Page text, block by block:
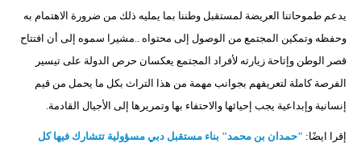
يدعم طموحاتنا العريضة لمستقبل وطننا بما يمليه ذلك من ضرورة الاهتمام به
وحفظه وتمكين المجتمع من الوصول إلى محتواه ..مشيرا سموه إلى أن افتتاح
قصر الوطن وإتاحة زيارته لأفراد المجتمع يعكسان حرص الدولة على تيسير
الفرصة كاملة لتعريفهم بجوانب مهمة من هذا التراث بكل ما يحمل من قيم
إنسانية وإبداعية يجب إحيائها والاحتفاء بها وتمريرها إلى الأجيال القادمة.
إقرا ايضًا: "حمدان بن محمد" بناء مستقبل دبي مسؤولية تتشارك فيها كل